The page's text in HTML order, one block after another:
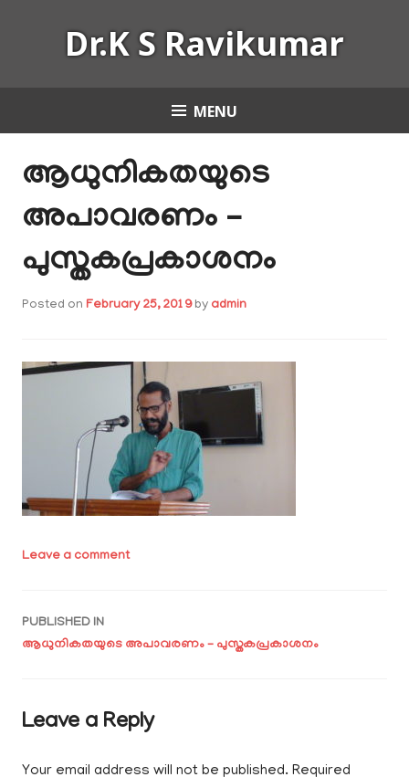
Dr.K S Ravikumar
MENU
ആധുനികതയുടെ
അപാവരണം –
പുസ്തകപ്രകാശനം
Posted on February 25, 2019by admin
Leave a comment
Post
PUBLISHED IN
ആധുനികതയുടെ അപാവരണം – പുസ്തകപ്രകാശനം
Leave a Reply
Your email address will not be published. Required